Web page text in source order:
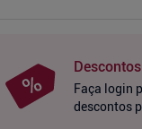
Faça login
descontos